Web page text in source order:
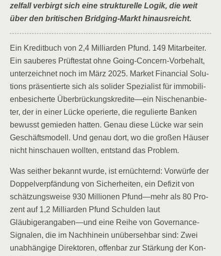
zel­fall ver­birgt sich eine struk­tu­rel­le Logik, die weit
über den bri­ti­schen Bridging-Markt hinausreicht.
Ein Kre­dit­buch von 2,4 Mil­li­ar­den Pfund. 149 Mit­ar­bei­ter.
Ein sau­be­res Prüf­tes­tat ohne Going-Con­cern-Vor­be­halt,
unter­zeich­net noch im März 2025. Mar­ket Finan­cial Solu­
ti­ons prä­sen­tier­te sich als soli­der Spe­zia­list für immo­bi­li­
en­be­si­cher­te Überbrückungskredite—ein Nischen­an­bie­
ter, der in einer Lücke ope­rier­te, die regu­lier­te Ban­ken
bewusst gemie­den hat­ten. Genau die­se Lücke war sein
Geschäfts­mo­dell. Und genau dort, wo die gro­ßen Häu­ser
nicht hin­schau­en woll­ten, ent­stand das Problem.
Was seit­her bekannt wur­de, ist ernüch­ternd: Vor­wür­fe der
Dop­pel­ver­pfän­dung von Sicher­hei­ten, ein Defi­zit von
schät­zungs­wei­se 930 Mil­lio­nen Pfund—mehr als 80 Pro­
zent auf 1,2 Mil­li­ar­den Pfund Schul­den laut
Gläubigerangaben—und eine Rei­he von Gover­nan­ce-
Signa­len, die im Nach­hin­ein unüber­seh­bar sind: Zwei
unab­hän­gi­ge Direk­to­ren, offen­bar zur Stär­kung der Kon­